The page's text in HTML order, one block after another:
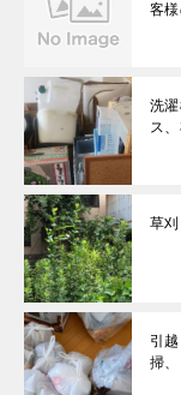
客
洗
ス
草
引
掃